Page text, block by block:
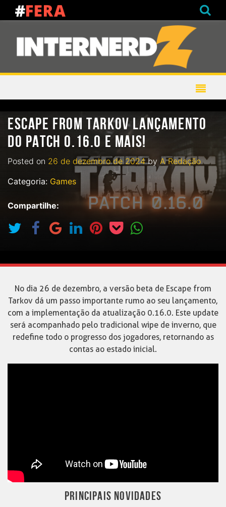
ESCAPE FROM TARKOV LANÇAMENTO
DO PATCH 0.16.0 E MAIS!
Posted on 26 de dezembro de 2024by A Redação
Categoria: Games
Compartilhe:
No dia 26 de dezembro, a versão beta de Escape from
Tarkov dá um passo importante rumo ao seu lançamento,
com a implementação da atualização 0.16.0. Este update
será acompanhado pelo tradicional wipe de inverno, que
redefine todo o progresso dos jogadores, retornando as
contas ao estado inicial.
PRINCIPAIS NOVIDADES